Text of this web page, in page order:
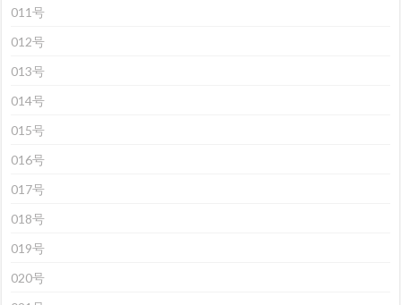
011号
012号
013号
014号
015号
016号
017号
018号
019号
020号